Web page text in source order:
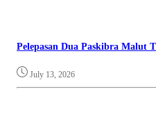
Pelepasan Dua Paskibra Malut
July 13, 2026